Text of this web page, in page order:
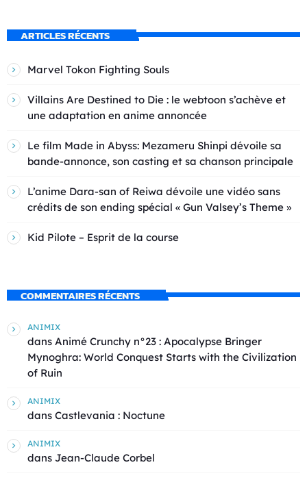
ARTICLES RÉCENTS
Marvel Tokon Fighting Souls
Villains Are Destined to Die : le webtoon s’achève et
une adaptation en anime annoncée
Le film Made in Abyss: Mezameru Shinpi dévoile sa
bande-annonce, son casting et sa chanson principale
L’anime Dara-san of Reiwa dévoile une vidéo sans
crédits de son ending spécial « Gun Valsey’s Theme »
Kid Pilote – Esprit de la course
COMMENTAIRES RÉCENTS
ANIMIX
dans Animé Crunchy n°23 : Apocalypse Bringer
Mynoghra: World Conquest Starts with the Civilization
of Ruin
ANIMIX
dans Castlevania : Noctune
ANIMIX
dans Jean-Claude Corbel